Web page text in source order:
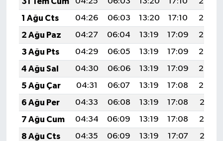
1 Ağu Cts
04:26 06:03 13:20 17:10
20:26
2 Ağu Paz
04:27 06:04 13:19 17:09
20:25
3 Ağu Pts
04:29 06:05 13:19 17:09
20:24
4 Ağu Sal
04:30 06:06 13:19 17:09
20:23
5 Ağu Çar
04:31 06:07 13:19 17:08
20:22
6 Ağu Per
04:33 06:08 13:19 17:08
20:21
7 Ağu Cum
04:34 06:09 13:19 17:08
20:19
8 Ağu Cts
04:35 06:09 13:19 17:07
20:18